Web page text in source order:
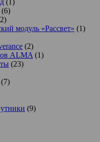
(6)
модуль «Рассвет» (1)
(2)
ALMA (1)
(23)
(7)
(9)